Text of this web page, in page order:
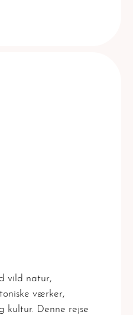
vild natur,
værker,
kultur. Denne rejse